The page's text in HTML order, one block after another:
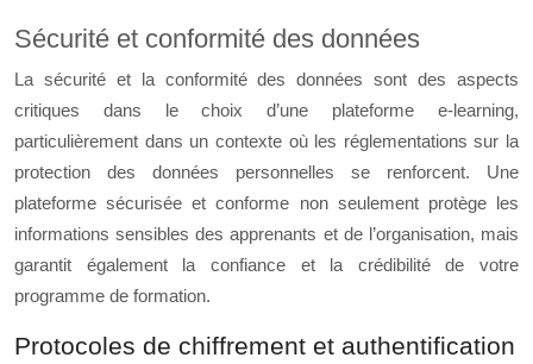
Sécurité et conformité des données
La sécurité et la conformité des données sont des aspects
critiques dans le choix d’une plateforme e-learning,
particulièrement dans un contexte où les réglementations sur la
protection des données personnelles se renforcent. Une
plateforme sécurisée et conforme non seulement protège les
informations sensibles des apprenants et de l’organisation, mais
garantit également la confiance et la crédibilité de votre
programme de formation.
Protocoles de chiffrement et authentification